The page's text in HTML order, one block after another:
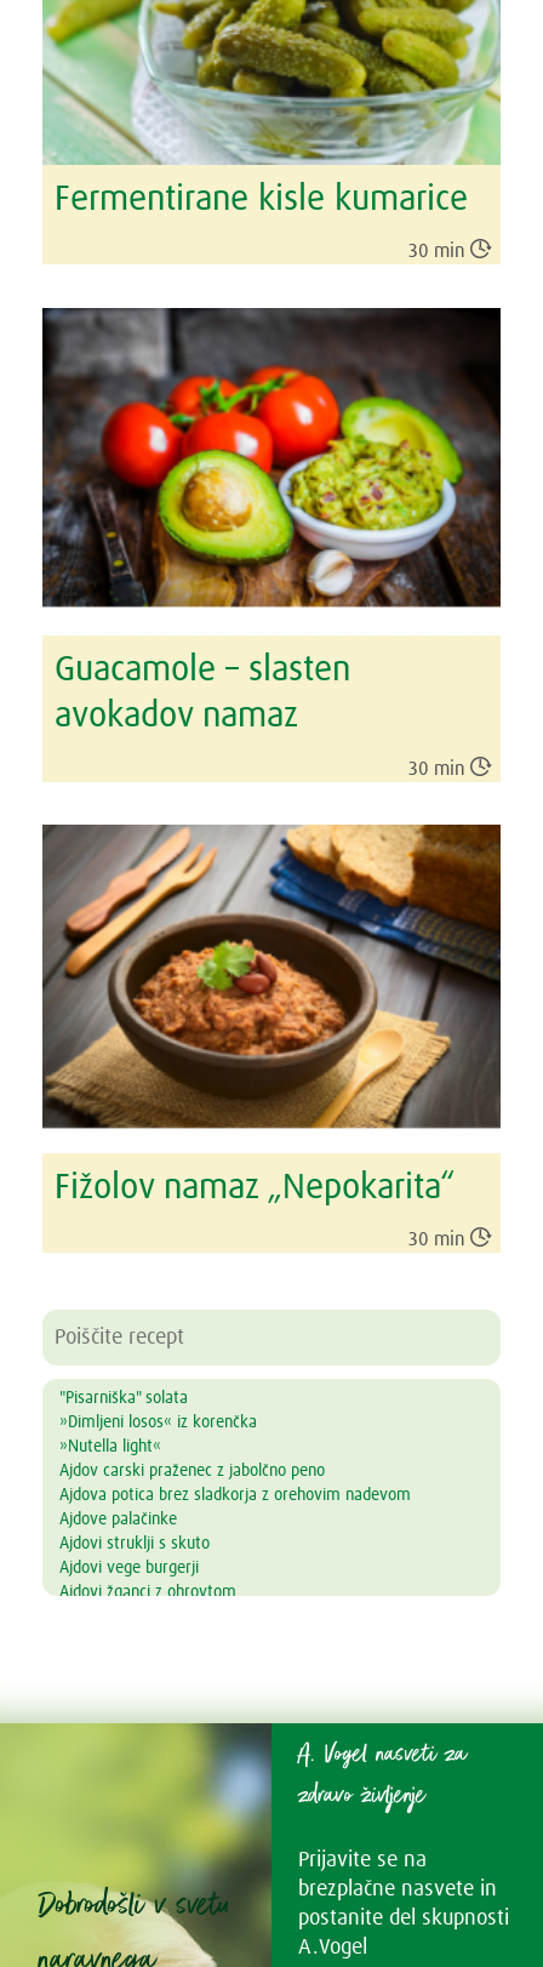
Fermentirane kisle kumarice
30 min 
Guacamole – slasten
avokadov namaz
30 min 
Fižolov namaz „Nepokarita“
30 min 
"Pisarniška" solata
»Dimljeni losos« iz korenčka
»Nutella light«
Ajdov carski praženec z jabolčno peno
Ajdova potica brez sladkorja z orehovim nadevom
Ajdove palačinke
Ajdovi struklji s skuto
Ajdovi vege burgerji
Ajdovi žganci z ohrovtom
Aromatična juha z lososom in azijskim pridihom
Avokadov mousse s čokolado in pomarančo
Avokadov namaz z drobnjakom
Bambu kavna krema z datljevo karamelo
Bambu Pumpkin Latte
Bambu strjenka
Bambu tiramisu rulada – brez glutena
Bambu-čoko-vanilja puding
Bambujevi poljubčki z lešniki
Dobrodošli v svetu
A. Vogel nasveti za
zdravo življenje
Prijavite se na
brezplačne nasvete in
postanite del skupnosti
A.Vogel